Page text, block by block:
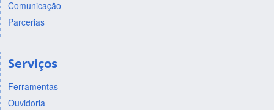
Comunicação
Parcerias
Serviços
Ferramentas
Ouvidoria